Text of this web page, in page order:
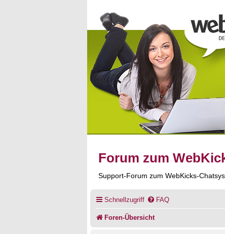
Forum zum
Support-Forum zum WebKicks-
Schnellzugriff FAQ
Foren-Übersicht